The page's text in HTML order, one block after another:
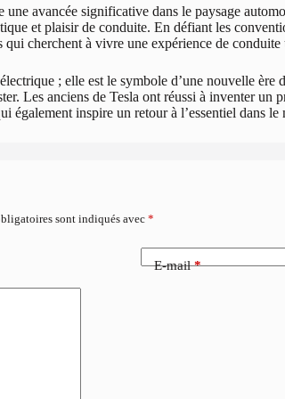
une avancée significative dans le paysage
et plaisir de conduite. En défiant les
qui cherchent à vivre une expérience de conduite
; elle est le symbole d’une nouvelle ère
Les anciens de Tesla ont réussi à inventer un
également inspire un retour à l’essentiel dans le
sont indiqués avec *
E-mail*